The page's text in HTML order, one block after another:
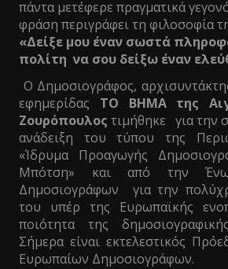
πάντα μετέφερε πραγματικά
φράση περιγράφει τη φιλοσοφία
«Δείξε μου έναν σωστά
πολίτη να σου δείξω έναν
Ο Δημοσιογράφος,
εφημερίδας ΤΟ ΒΗΜΑ της
Ζουρόπουλος τιμήθηκε για την
ανάδειξη του τύπου της
«Ίδρυμα Προαγωγής
Μπότση» και από την
Δημοσιογράφων για την
του υπέρ της Ευρωπαϊκής
ποιότητα της
Σήμερα είναι εκτελεστικός
Ευρωπαίων Δημοσιογράφων.